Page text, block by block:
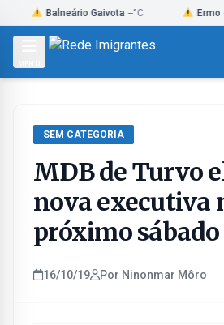
to
Balneário Gaivota --°C Ermo --°C
SEM CATEGORIA
MDB de Turvo
nova executiva
próximo sábado
16/10/19 Por Ninonmar Môro